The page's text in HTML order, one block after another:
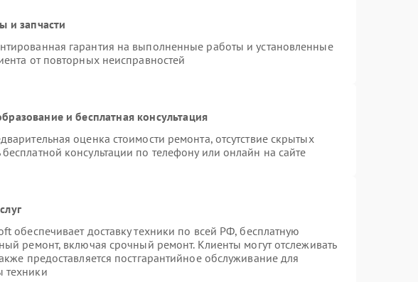
и запчасти
гарантия на выполненные работы и установленные
от повторных неисправностей
и бесплатная консультация
оценка стоимости ремонта, отсутствие скрытых
консультации по телефону или онлайн на сайте
обеспечивает доставку техники по всей РФ, бесплатную
ремонт, включая срочный ремонт. Клиенты могут отслеживать
предоставляется постгарантийное обслуживание для
техники